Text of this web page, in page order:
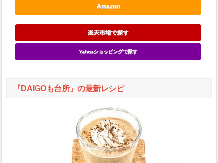
Amazon
楽天市場で探す
Yahooショッピングで探す
『DAIGOも台所』の最新レシピ